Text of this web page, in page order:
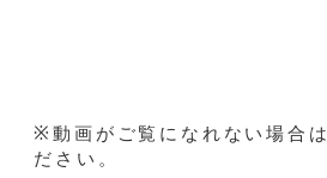
※動画がご覧になれない場合は
ださい。